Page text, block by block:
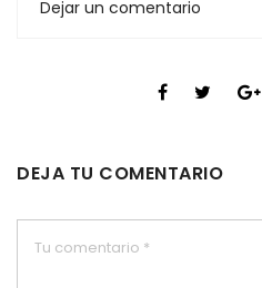
Dejar un comentario
DEJA TU COMENTARIO